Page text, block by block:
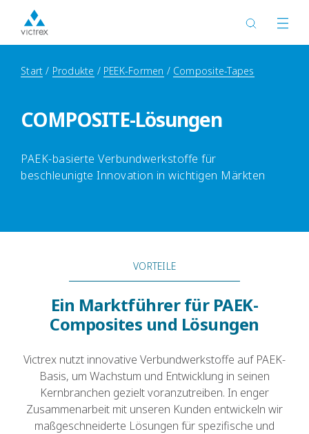
Start Produkte PEEK-Formen Composite-Tapes
COMPOSITE-Lösungen
PAEK-basierte Verbundwerkstoffe für
beschleunigte Innovation in wichtigen Märkten
VORTEILE
Ein Marktführer für PAEK-
Composites und Lösungen
Victrex nutzt innovative Verbundwerkstoffe auf PAEK-
Basis, um Wachstum und Entwicklung in seinen
Kernbranchen gezielt voranzutreiben. In enger
Zusammenarbeit mit unseren Kunden entwickeln wir
maßgeschneiderte Lösungen für spezifische und